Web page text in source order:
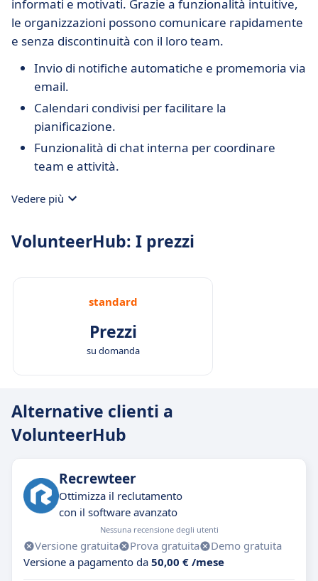
informati e motivati. Grazie a funzionalità intuitive,
le organizzazioni possono comunicare rapidamente
e senza discontinuità con il loro team.
Invio di notifiche automatiche e promemoria via
email.
Calendari condivisi per facilitare la
pianificazione.
Funzionalità di chat interna per coordinare
team e attività.
Vedere più
VolunteerHub: I prezzi
standard
Prezzi
su domanda
Alternative clienti a
VolunteerHub
Recrewteer
Ottimizza il reclutamento
con il software avanzato
Nessuna recensione degli utenti
Versione gratuita Prova gratuita
Demo gratuita
Versione a pagamento da 50,00 € /mese